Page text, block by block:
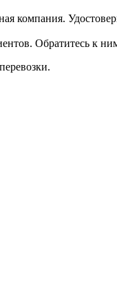
компания.
Обратитесь к